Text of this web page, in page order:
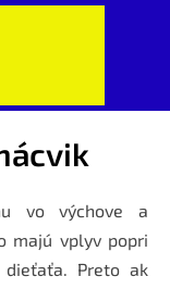
vo výchove a
majú vplyv popri
Preto ak